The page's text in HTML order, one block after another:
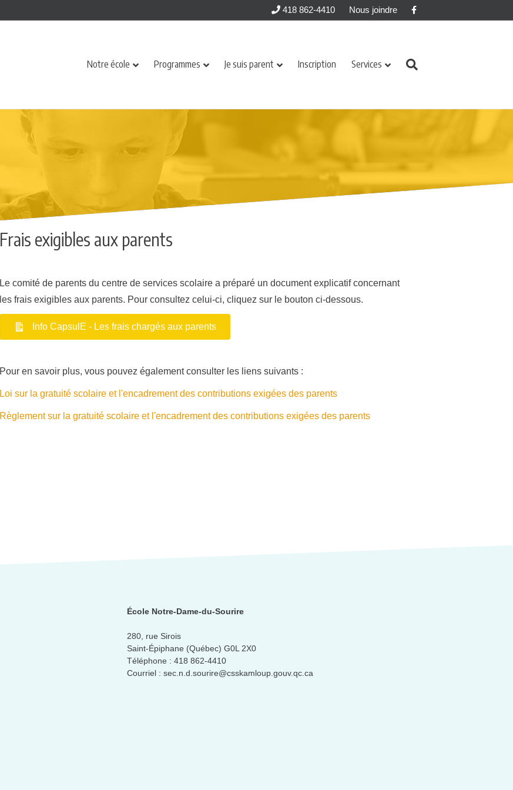
418 862-4410 Nous joindre Facebook
Notre école Programmes Je suis parent Inscription Services
Frais exigibles aux parents
Le comité de parents du centre de services scolaire a préparé un document explicatif concernant
les frais exigibles aux parents. Pour consultez celui-ci, cliquez sur le bouton ci-dessous.
Info CapsulE - Les frais chargés aux parents
Pour en savoir plus, vous pouvez également consulter les liens suivants :
Loi sur la gratuité scolaire et l'encadrement des contributions exigées des parents
Règlement sur la gratuité scolaire et l'encadrement des contributions exigées des parents
École Notre-Dame-du-Sourire
280, rue Sirois
Saint-Épiphane (Québec) G0L 2X0
Téléphone : 418 862-4410
Courriel : sec.n.d.sourire@csskamloup.gouv.qc.ca